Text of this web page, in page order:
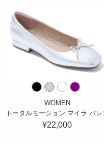
WOMEN
トータルモーション マイラ バレ
¥22,000